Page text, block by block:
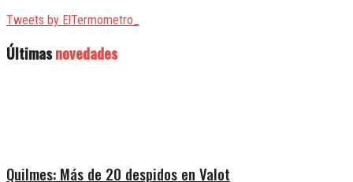
Tweets by ElTermometro_
Últimasnovedades
Quilmes: Más de 20 despidos en Valot